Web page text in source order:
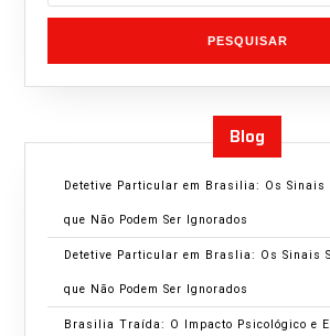
PESQUISAR
Blog
Detetive Particular em Brasilia: Os Sinais
que Não Podem Ser Ignorados
Detetive Particular em Braslia: Os Sinais
que Não Podem Ser Ignorados
Brasilia Traída: O Impacto Psicológico e